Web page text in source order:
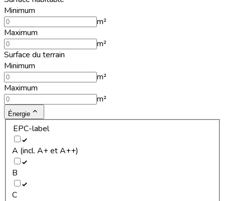
Minimum
m²
Maximum
m²
Surface du terrain
Minimum
m²
Maximum
m²
Énergie
EPC-label
A (incl. A+ et A++)
B
C